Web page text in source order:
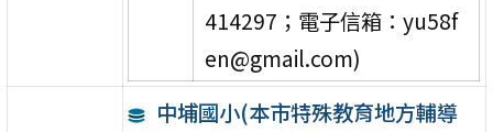
414297；電子信箱：yu58f
en@gmail.com)
中埔國小(本市特殊教育地方輔導